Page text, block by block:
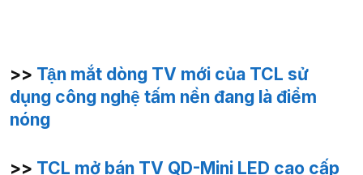
>> Tận mắt dòng TV mới của TCL sử
dụng công nghệ tấm nền đang là điểm
nóng
>> TCL mở bán TV QD-Mini LED cao cấp